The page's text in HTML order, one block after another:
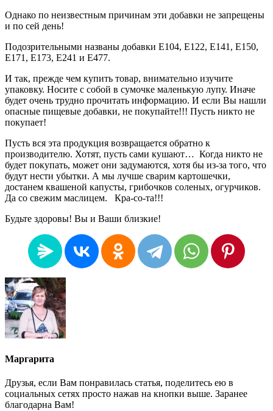
Однако по неизвестным причинам эти добавки не запрещены
и по сей день!
Подозрительными названы добавки Е104, Е122, Е141, Е150,
Е171, Е173, Е241 и Е477.
И так, прежде чем купить товар, внимательно изучите
упаковку. Носите с собой в сумочке маленькую лупу. Иначе
будет очень трудно прочитать информацию. И если Вы нашли
опасные пищевые добавки, не покупайте!!! Пусть никто не
покупает!
Пусть вся эта продукция возвращается обратно к
производителю. Хотят, пусть сами кушают… Когда никто не
будет покупать, может они задумаются, хотя бы из-за того, что
будут нести убытки. А мы лучше сварим картошечки,
достанем квашеной капусты, грибочков соленых, огурчиков.
Да со свежим маслицем. Кра-со-та!!!
Будьте здоровы! Вы и Ваши близкие!
Маргарита
Друзья, если Вам понравилась статья, поделитесь ею в
социальных сетях просто нажав на кнопки выше. Заранее
благодарна Вам!